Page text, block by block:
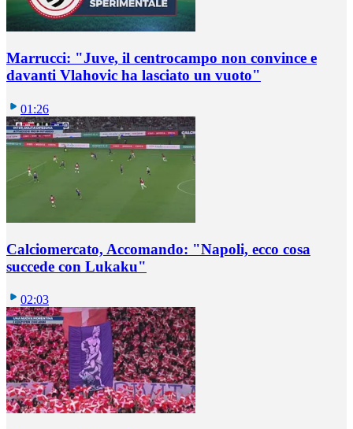
Marrucci: "Juve, il centrocampo non convince e
davanti Vlahovic ha lasciato un vuoto"
01:26
Calciomercato, Accomando: "Napoli, ecco cosa
succede con Lukaku"
02:03